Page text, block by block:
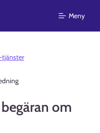
Meny
tjänster
om